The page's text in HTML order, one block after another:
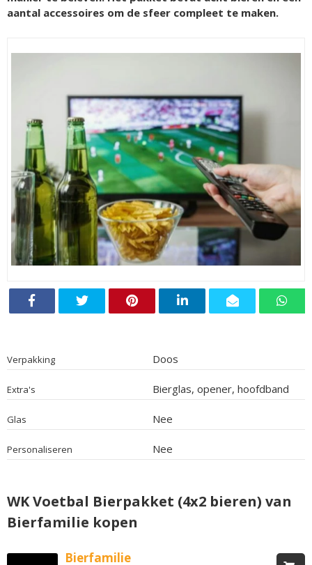
aantal accessoires om de sfeer compleet te maken.
Verpakking Doos
Extra's Bierglas, opener, hoofdband
Glas Nee
Personaliseren Nee
WK Voetbal Bierpakket (4x2 bieren) van
Bierfamilie kopen
Bierfamilie